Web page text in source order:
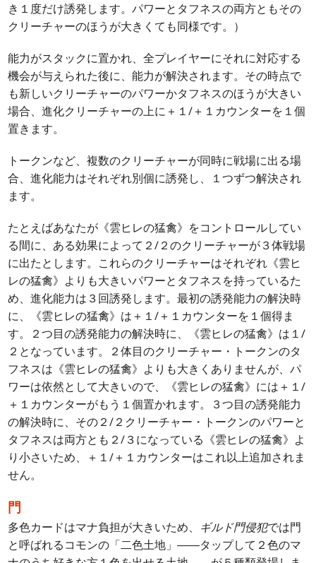
き１度だけ誘発します。パワーとタフネスの両方ともその
クリーチャーのほうが大きくても同様です。）
能力がスタックに置かれ、全プレイヤーにそれに対応する
機会が与えられた後に、能力が解決されます。その時点で
も新しいクリーチャーのパワーかタフネスのほうが大きい
場合、進化クリーチャーの上に＋１/＋１カウンターを１個
置きます。
トークンなど、複数のクリーチャーが同時に戦場に出る場
合、進化能力はそれぞれ別個に誘発し、１つずつ解決され
ます。
たとえばあなたが《雲ヒレの猛禽》をコントロールしてい
る間に、ある効果によって２/２のクリーチャーが３体戦場
に出たとします。これらのクリーチャーはそれぞれ《雲ヒ
レの猛禽》よりも大きいパワーとタフネスを持っているた
め、進化能力は３回誘発します。最初の誘発能力の解決時
に、《雲ヒレの猛禽》は＋１/＋１カウンターを１個得ま
す。２つ目の誘発能力の解決時に、《雲ヒレの猛禽》は１/
２となっています。２体目のクリーチャー・トークンのタ
フネスは《雲ヒレの猛禽》よりも大きくありませんが、パ
ワーは依然として大きいので、《雲ヒレの猛禽》には＋１/
＋１カウンターがもう１個置かれます。３つ目の誘発能力
の解決時に、その２/２クリーチャー・トークンのパワーと
タフネスは両方とも２/３になっている《雲ヒレの猛禽》よ
り小さいため、＋１/＋１カウンターはこれ以上追加されま
せん。
門
多色カードはマナ負担が大きいため、 ギルド門侵犯では門
と呼ばれるコモンの「二色土地」――タップして２色のマ